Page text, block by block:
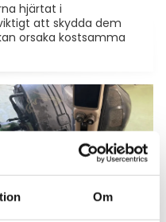
Om
hjärtat i
att skydda dem
orsaka kostsamma